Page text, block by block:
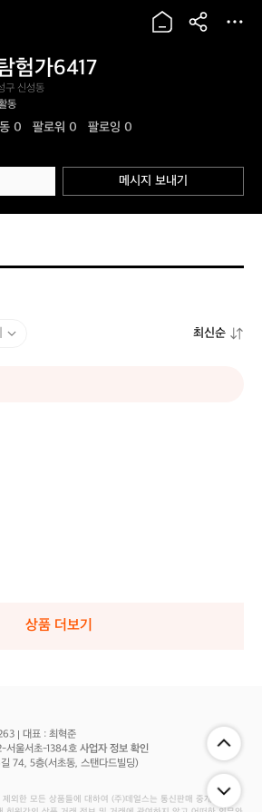
험가6417
구 신성동
동
0 팔로워 0 팔로잉 0
메시지 보내기
최신순
상품 더보기
대표 : 최혁준
서울서초-1384호 사업자 정보 확인
74, 5층(서초동, 스탠다드빌딩)
외한 모든 상품들에 대하여 (주)데얼스는 통신판매 중개자로서